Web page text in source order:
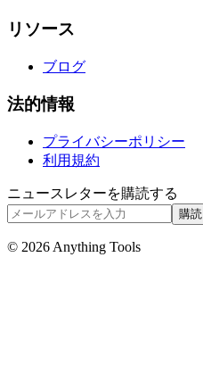
リソース
ブログ
法的情報
プライバシーポリシー
利用規約
ニュースレターを購読する
購読
© 2026 Anything Tools